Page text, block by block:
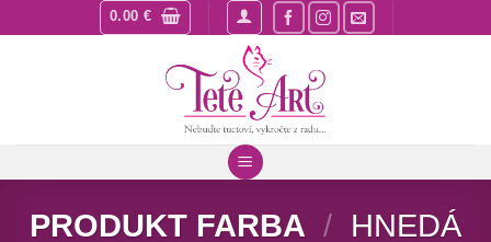
to
0.00 €
PRODUKT FARBA / HNEDÁ